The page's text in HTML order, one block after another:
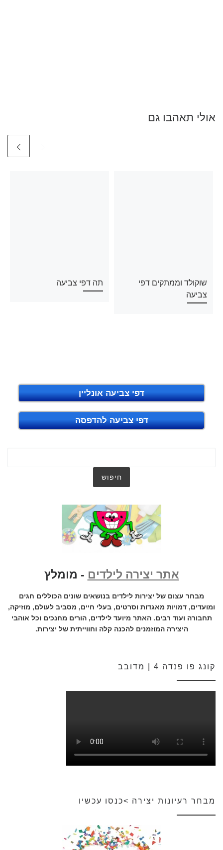
אולי תאהבו גם
שוקולד וממתקים דפי
צביעה
תה דפי צביעה
דפי צביעה אונליין
דפי צביעה להדפסה
אתר יצירה לילדים - מומלץ
מבחר עצום של יצירות לילדים בנושאים שונים הכוללים חגים
ומועדים, דמויות מאגדות וסרטים, בעלי חיים, מסביב לעולם, מוזיקה,
תחבורה ועוד רבים. האתר מיועד לילדים, הורים מחנכים וכל אוהבי
היצירה המוזמנים להכנה קלה וחווייתית של יצירות.
קונג פו פנדה 4 | מדובב
מבחר רעיונות יצירה >כנסו עכשיו